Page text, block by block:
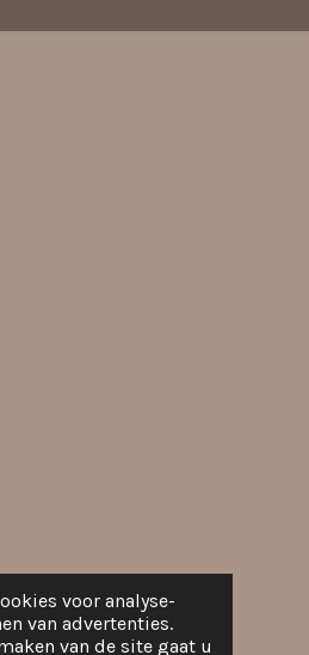
voor analyse-
van advertenties.
van de site gaat u